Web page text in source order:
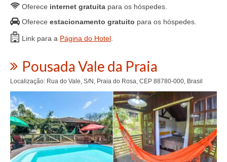
Oferece internet gratuita para os hóspedes.
Oferece estacionamento gratuito para os hóspedes.
Link para a Página do Hotel
Pousada Vale da Praia
Localização: Rua do Vale, S/N, Praia do Rosa, CEP 88780-000, Brasil